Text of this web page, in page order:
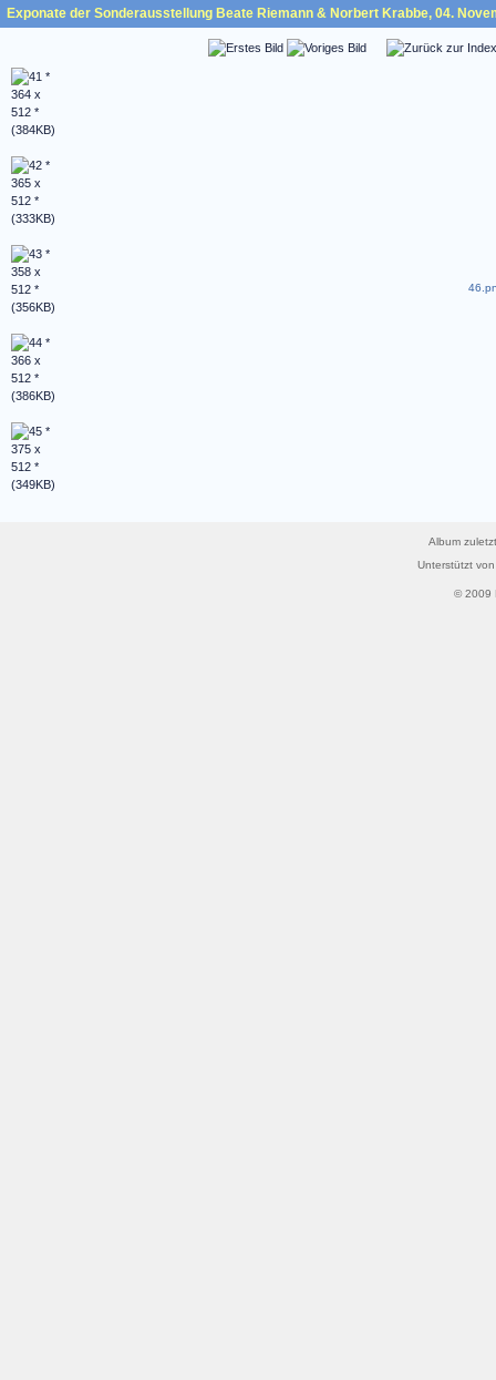
Exponate der Sonderausstellung Beate Riemann & Norbert Krabbe, 04.
Album
Unterstützt
© 2009